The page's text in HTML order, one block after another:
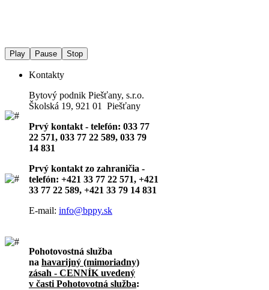
Play Pause Stop
Kontakty
Bytový podnik Piešťany, s.r.o.
Školská 19, 921 01 Piešťany
Prvý kontakt - telefón: 033 77
22 571, 033 77 22 589, 033 79
14 831
Prvý kontakt zo zahraničia -
telefón: +421 33 77 22 571, +421
33 77 22 589, +421 33 79 14 831
E-mail: info@bppy.sk
Pohotovostná služba
na havarijný (mimoriadny)
zásah - CENNÍK uvedený
v časti Pohotovotná služba: